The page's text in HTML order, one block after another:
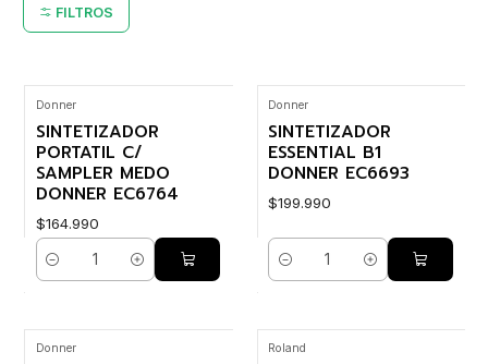
FILTROS
Donner
SINTETIZADOR
PORTATIL C/
SAMPLER MEDO
DONNER EC6764
$164.990
Cantidad
Donner
SINTETIZADOR
ESSENTIAL B1
DONNER EC6693
$199.990
Cantidad
Donner Roland